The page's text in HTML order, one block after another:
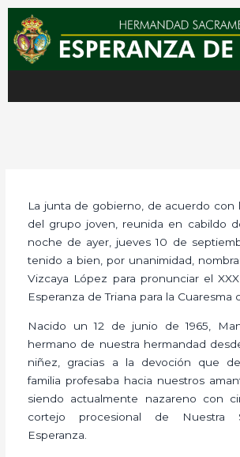
contenido
La junta de gobierno, de acuerdo con
del grupo joven, reunida en cabildo
noche de ayer, jueves 10 de
tenido a bien, por unanimidad,
Vizcaya López para pronunciar el
Esperanza de Triana para la Cuaresma
Nacido un 12 de junio de 1965,
hermano de nuestra hermandad
niñez, gracias a la devoción que
familia profesaba hacia nuestros
siendo actualmente nazareno con
cortejo procesional de Nuestra
Esperanza.